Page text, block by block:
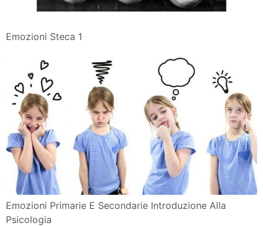
Emozioni Steca 1
Emozioni Primarie E Secondarie Introduzione Alla
Psicologia